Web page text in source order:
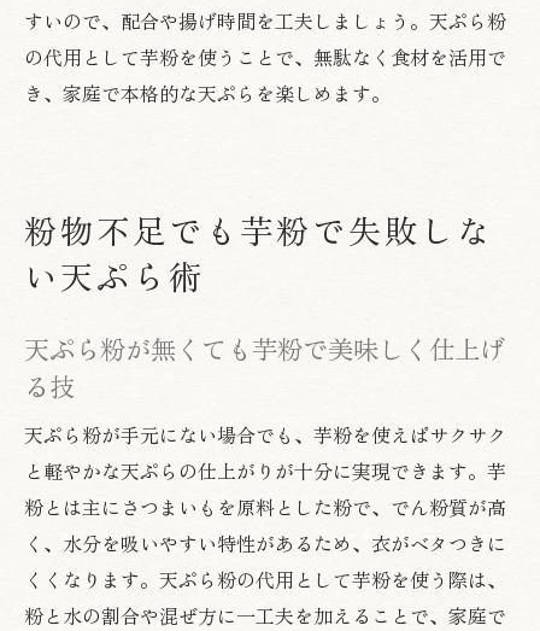
すいので、配合や揚げ時間を工夫しましょう。天ぷら粉
の代用として芋粉を使うことで、無駄なく食材を活用で
き、家庭で本格的な天ぷらを楽しめます。
粉物不足でも芋粉で失敗しな
い天ぷら術
天ぷら粉が無くても芋粉で美味しく仕上げ
る技
天ぷら粉が手元にない場合でも、芋粉を使えばサクサク
と軽やかな天ぷらの仕上がりが十分に実現できます。芋
粉とは主にさつまいもを原料とした粉で、でん粉質が高
く、水分を吸いやすい特性があるため、衣がベタつきに
くくなります。天ぷら粉の代用として芋粉を使う際は、
粉と水の割合や混ぜ方に一工夫を加えることで、家庭で